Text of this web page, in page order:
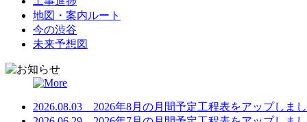
地図・案内ルート
今の渋谷
未来予想図
2026.08.03 2026年8月の月間予定工程表をアップしまし